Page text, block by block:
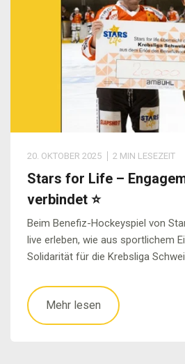
20. OKTOBER 2025 2 MIN LESEZEIT
Stars for Life –
verbindet ⭐
Beim Benefiz-Hockeyspiel von
live erleben, wie aus sportlichem
Solidarität für die Krebsliga
Mehr lesen